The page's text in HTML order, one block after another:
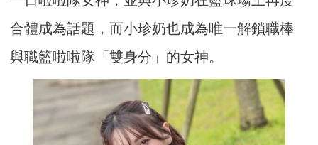
合體成為話題，而小珍奶也成為唯一解鎖職棒
與職籃啦啦隊「雙身分」的女神。